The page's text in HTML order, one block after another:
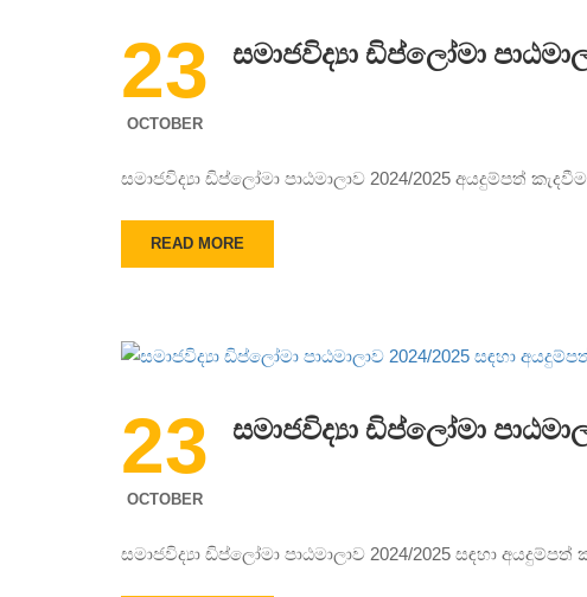
23
OCTOBER
සමාජවිද්‍යා ඩිප්ලෝමා
සමාජවිද්‍යා ඩිප්ලෝමා පාඨමාලාව 2024/2025 අයදුම්පත්
READ MORE
23
OCTOBER
සමාජවිද්‍යා ඩිප්ලෝමා
සමාජවිද්‍යා ඩිප්ලෝමා පාඨමාලාව 2024/2025 සඳහා